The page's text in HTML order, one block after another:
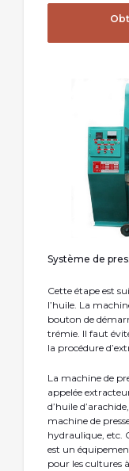
Système de
Cette étape est
l’huile. La
bouton de
trémie. Il faut
la procédure
La machine de
appelée
d’huile
machine de
hydraulique, etc.
est un
pour les cultures